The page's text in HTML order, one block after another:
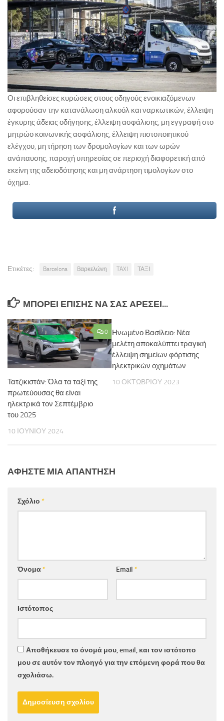
Οι επιβληθείσες κυρώσεις στους οδηγούς ενοικιαζόμενων
αφορούσαν την κατανάλωση αλκοόλ και ναρκωτικών, έλλειψη
έγκυρης άδειας οδήγησης, έλλειψη ασφάλισης, μη εγγραφή στο
μητρώο κοινωνικής ασφάλισης, έλλειψη πιστοποιητικού
ελέγχου, μη τήρηση των δρομολογίων και των ωρών
ανάπαυσης, παροχή υπηρεσίας σε περιοχή διαφορετική από
εκείνη της αδειοδότησης και μη ανάρτηση τιμολογίων στο
όχημα.
Ετικέτες: Barcelona Bαρκελώνη TAXI ΤΑΞΙ
ΜΠΟΡΕΊ ΕΠΊΣΗΣ ΝΑ ΣΑΣ ΑΡΈΣΕΙ...
0
Τατζικιστάν: Όλα τα ταξί της
πρωτεύουσας θα είναι
ηλεκτρικά τον Σεπτέμβριο
του 2025
10 ΙΟΥΝΊΟΥ 2024
Ηνωμένο Βασίλειο: Νέα
μελέτη αποκαλύπτει τραγική
έλλειψη σημείων φόρτισης
ηλεκτρικών οχημάτων
10 ΟΚΤΩΒΡΊΟΥ 2023
ΑΦΉΣΤΕ ΜΙΑ ΑΠΆΝΤΗΣΗ
Σχόλιο *
Όνομα* Email *
Ιστότοπος
Αποθήκευσε το όνομά μου, email, και τον ιστότοπο
μου σε αυτόν τον πλοηγό για την επόμενη φορά που θα
σχολιάσω.